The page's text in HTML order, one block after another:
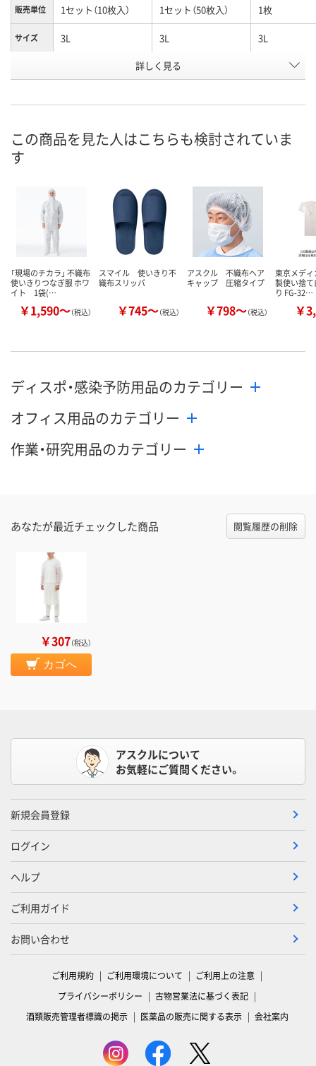
販売単位 1セット（10枚入） 1セット（50枚入） 1枚
サイズ 3L 3L 3L
EJ30157 EJ29159
お届け日 8月11日（火）
ご注文後、お届けに
ついてご連絡いたし
8月11日（火）
カゴへ
数量
カゴへ
数量
詳しく見る
この商品を見た人はこちらも検討されていま
す
「現場のチカラ」 不織布
使いきりつなぎ服 ホワ
イト 1袋(…
￥1,590～（税込）
スマイル 使いきり不
織布スリッパ
￥745～（税込）
アスクル 不織布ヘア
キャップ 圧縮タイプ
￥798～（税込）
東京メデ
製使い捨て
り FG-32…
￥
ディスポ・感染予防用品のカテゴリー
オフィス用品のカテゴリー
作業・研究用品のカテゴリー
あなたが最近チェックした商品 閲覧履歴の削除
￥307（税込）
カゴへ
アスクルについて
お気軽にご質問ください。
新規会員登録
ログイン
ヘルプ
ご利用ガイド
お問い合わせ
ご利用規約 ご利用環境について
ご利用上の注意
プライバシーポリシー
古物営業法に基づく表記
酒類販売管理者標識の掲示
医薬品の販売に関する表示 会社案内